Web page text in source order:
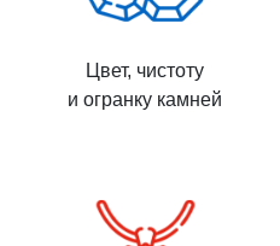
Цвет, чистоту
и огранку камней